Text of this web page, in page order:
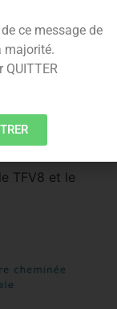
Tip 810
cigarette
aux fameux
TFV8 et le
ce message de
majorité.